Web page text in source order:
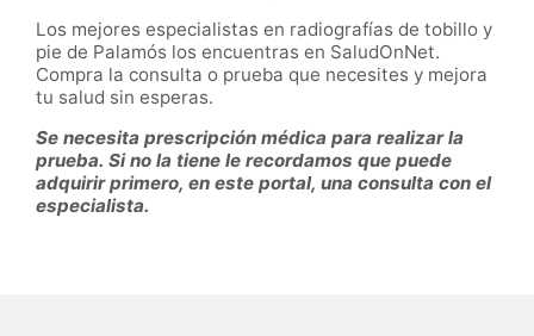
Los mejores especialistas en radiografías de tobillo y
pie de Palamós los encuentras en SaludOnNet.
Compra la consulta o prueba que necesites y mejora
tu salud sin esperas.
Se necesita prescripción médica para realizar la
prueba. Si no la tiene le recordamos que puede
adquirir primero, en este portal, una consulta con el
especialista.